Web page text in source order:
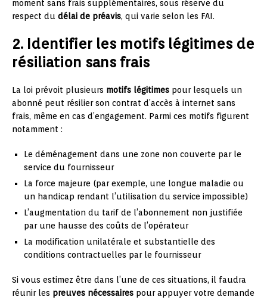
moment sans frais supplémentaires, sous réserve du
respect du délai de préavis, qui varie selon les FAI.
2. Identifier les motifs légitimes de
résiliation sans frais
La loi prévoit plusieurs motifs légitimes pour lesquels un
abonné peut résilier son contrat d’accès à internet sans
frais, même en cas d’engagement. Parmi ces motifs figurent
notamment :
Le déménagement dans une zone non couverte par le
service du fournisseur
La force majeure (par exemple, une longue maladie ou
un handicap rendant l’utilisation du service impossible)
L’augmentation du tarif de l’abonnement non justifiée
par une hausse des coûts de l’opérateur
La modification unilatérale et substantielle des
conditions contractuelles par le fournisseur
Si vous estimez être dans l’une de ces situations, il faudra
réunir les preuves nécessaires pour appuyer votre demande